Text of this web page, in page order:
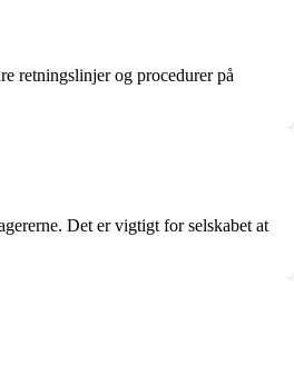
retningslinjer og procedurer på
Det er vigtigt for selskabet at